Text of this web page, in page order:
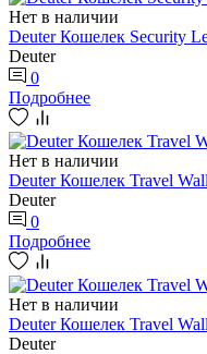
Нет в наличии
Deuter Кошелек Security
Deuter
0
Подробнее
Нет в наличии
Deuter Кошелек Travel
Deuter
0
Подробнее
Нет в наличии
Deuter Кошелек Travel
Deuter